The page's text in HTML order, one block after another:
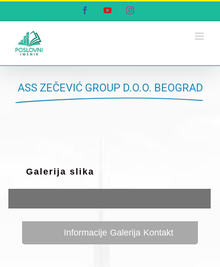
FacebookYouTubeInstagram
ASS ZEČEVIĆ GROUP D.O.O. BEOGRAD
Galerija slika
Informacije Galerija Kontakt